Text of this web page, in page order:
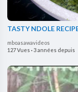
TASTY NDOLE
mboasawavideos
127 Vues ·3 années depuis